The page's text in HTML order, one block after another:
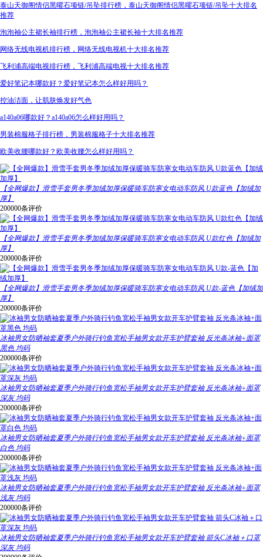
泰山天御阁情侣黑曜石项链/吊坠排行榜，泰山天御阁情侣黑曜石项链/吊坠十大排名
推荐
泡泡袖公主裙长袖排行榜，泡泡袖公主裙长袖十大排名推荐
网络无线电视机排行榜，网络无线电视机十大排名推荐
飞利浦高端电视排行榜，飞利浦高端电视十大排名推荐
爱好笔记本哪款好？爱好笔记本怎么样好用吗？
控油洁面，让肌肤焕发好气色
a140a06哪款好？a140a06怎么样好用吗？
男装棉服格子排行榜，男装棉服格子十大排名推荐
欧美收腰哪款好？欧美收腰怎么样好用吗？
【全网爆款】滑雪手套男冬季加绒加厚保暖骑车防寒女电动车防风 U款蓝色【加绒加
厚】
200000条评价
【全网爆款】滑雪手套男冬季加绒加厚保暖骑车防寒女电动车防风 U款红色【加绒加
厚】
200000条评价
【全网爆款】滑雪手套男冬季加绒加厚保暖骑车防寒女电动车防风 U款-蓝色【加绒加
厚】
200000条评价
冰袖男女防晒袖套夏季户外骑行钓鱼宽松手袖男女款开车护臂套袖 反光条冰袖+面罩
黑色 均码
200000条评价
冰袖男女防晒袖套夏季户外骑行钓鱼宽松手袖男女款开车护臂套袖 反光条冰袖+面罩
深灰 均码
200000条评价
冰袖男女防晒袖套夏季户外骑行钓鱼宽松手袖男女款开车护臂套袖 反光条冰袖+面罩
白色 均码
200000条评价
冰袖男女防晒袖套夏季户外骑行钓鱼宽松手袖男女款开车护臂套袖 反光条冰袖+面罩
浅灰 均码
200000条评价
冰袖男女防晒袖套夏季户外骑行钓鱼宽松手袖男女款开车护臂套袖 箭头C冰袖＋口罩
深灰 均码